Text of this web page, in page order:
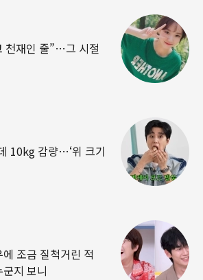
천재인 줄”…그 시절
10kg 감량…‘위 크기
조금 질척거린 적
지 보니